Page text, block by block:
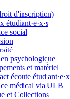
d'inscription)
étudiant·e·x·s
social
psychologique
et matériel
écoute étudiant·e·x
médical via ULB
et Collections